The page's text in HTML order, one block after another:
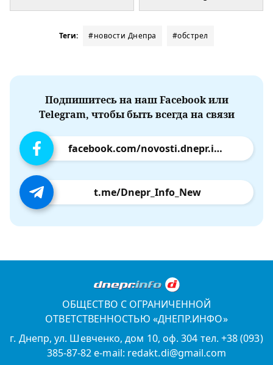
Теги: #новости Днепра #обстрел
Подпишитесь на наш Facebook или
Telegram, чтобы быть всегда на связи
facebook.com/novosti.dnepr.info
t.me/Dnepr_Info_New
ОБЩЕСТВО С ОГРАНИЧЕННОЙ
ОТВЕТСТВЕННОСТЬЮ «ДНЕПР.ИНФО»
г. Днепр, ул. Шевченко, дом 10, оф. 304 тел. +38 (093)
385-87-82 e-mail: redakt.di@gmail.com